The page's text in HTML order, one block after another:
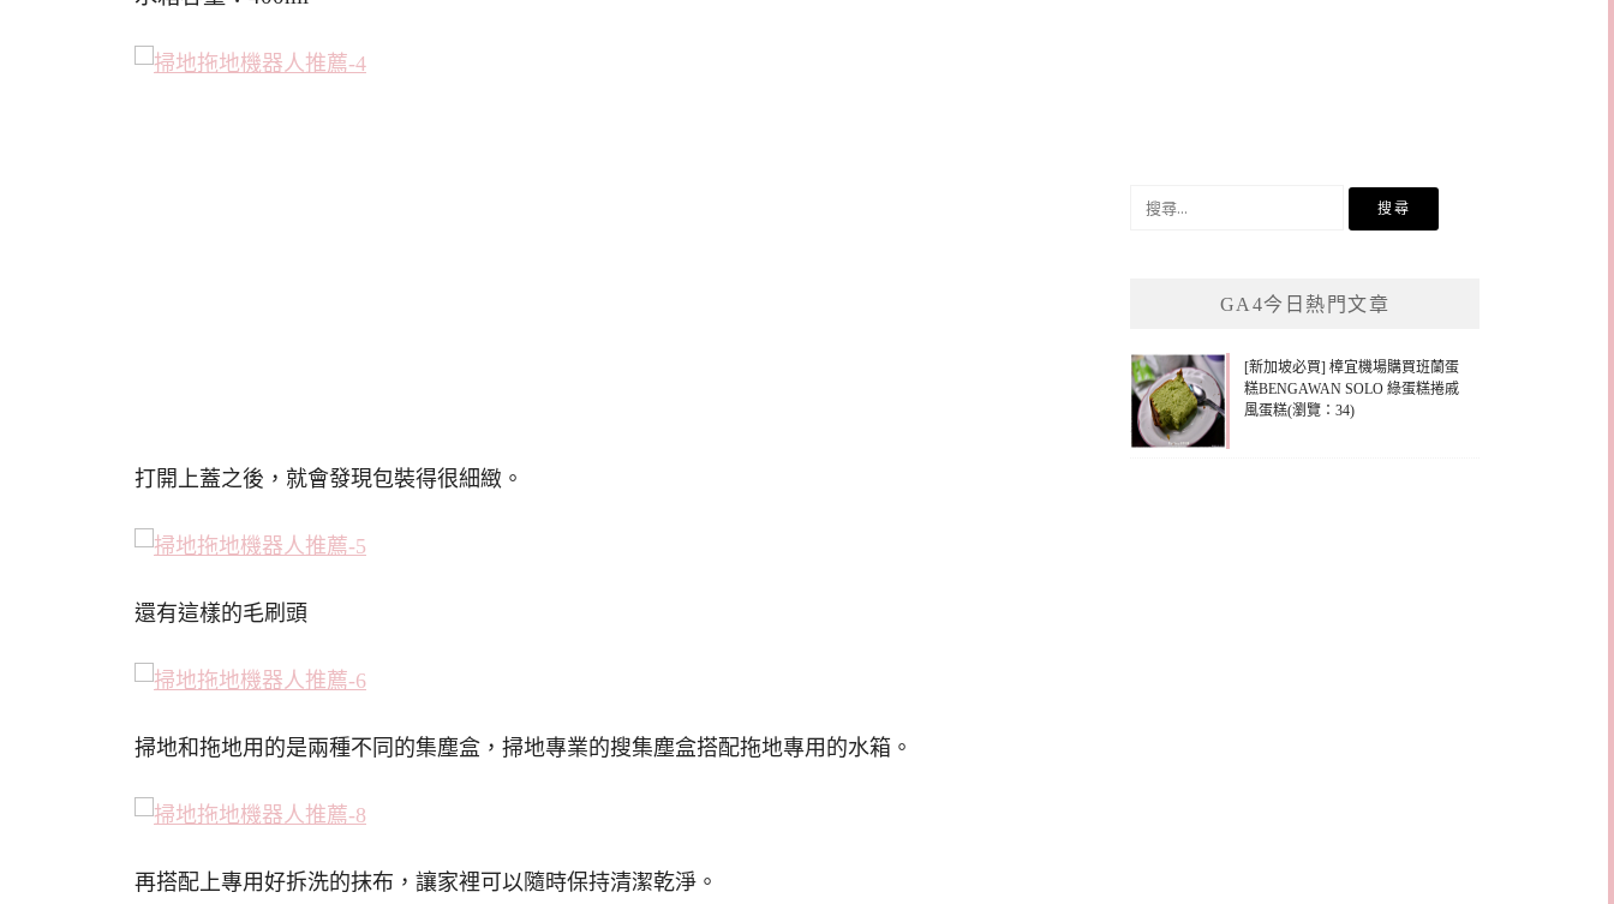
打開上蓋之後，就會發現包裝得很細緻。
還有這樣的毛刷頭
掃地和拖地用的是兩種不同的集塵盒，掃地專業的搜集塵盒搭配拖地專用的水箱。
再搭配上專用好拆洗的抹布，讓家裡可以隨時保持清潔乾淨。
GA4今日熱門文章
[新加坡必買] 樟宜機場購買班蘭蛋
糕BENGAWAN SOLO 綠蛋糕捲戚
風蛋糕(瀏覽：34)